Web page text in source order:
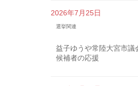
2026年7月25日
選挙関連
益子ゆうや常陸大宮市議
候補者の応援